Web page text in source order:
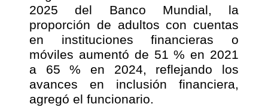
2025 del Banco Mundial, la
proporción de adultos con cuentas
en instituciones financieras o
móviles aumentó de 51 % en 2021
a 65 % en 2024, reflejando los
avances en inclusión financiera,
agregó el funcionario.